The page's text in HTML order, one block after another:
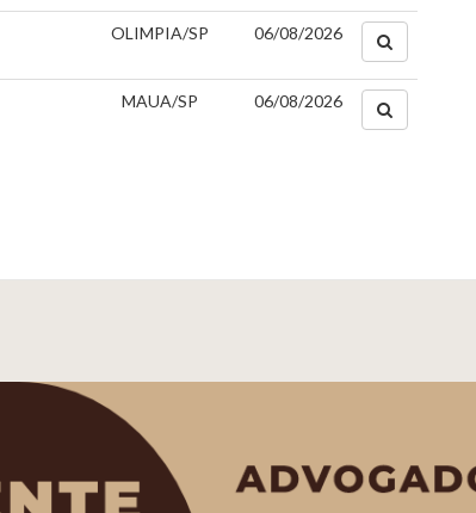
OLIMPIA/SP 06/08/2026
MAUA/SP 06/08/2026